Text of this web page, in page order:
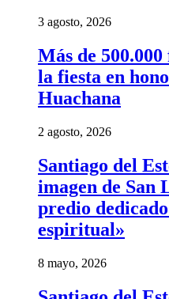
3 agosto, 2026
Más de
la fiesta en
Huachana
2 agosto, 2026
Santiago del
imagen de San
predio
espiritual»
8 mayo, 2026